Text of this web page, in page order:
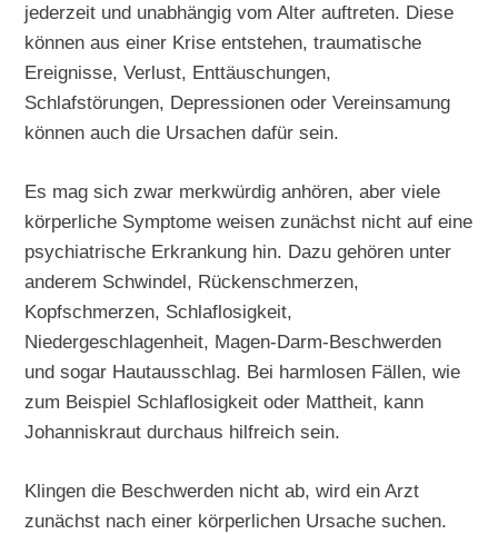
jederzeit und unabhängig vom Alter auftreten. Diese
können aus einer Krise entstehen, traumatische
Ereignisse, Verlust, Enttäuschungen,
Schlafstörungen, Depressionen oder Vereinsamung
können auch die Ursachen dafür sein.
Es mag sich zwar merkwürdig anhören, aber viele
körperliche Symptome weisen zunächst nicht auf eine
psychiatrische Erkrankung hin. Dazu gehören unter
anderem Schwindel, Rückenschmerzen,
Kopfschmerzen, Schlaflosigkeit,
Niedergeschlagenheit, Magen-Darm-Beschwerden
und sogar Hautausschlag. Bei harmlosen Fällen, wie
zum Beispiel Schlaflosigkeit oder Mattheit, kann
Johanniskraut durchaus hilfreich sein.
Klingen die Beschwerden nicht ab, wird ein Arzt
zunächst nach einer körperlichen Ursache suchen.